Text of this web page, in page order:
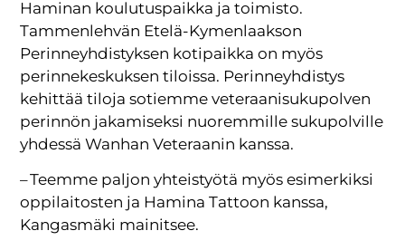
Haminan koulutuspaikka ja toimisto.
Tammenlehvän Etelä-Kymenlaakson
Perinneyhdistyksen kotipaikka on myös
perinnekeskuksen tiloissa. Perinneyhdistys
kehittää tiloja sotiemme veteraanisukupolven
perinnön jakamiseksi nuoremmille sukupolville
yhdessä Wanhan Veteraanin kanssa.
– Teemme paljon yhteistyötä myös esimerkiksi
oppilaitosten ja Hamina Tattoon kanssa,
Kangasmäki mainitsee.